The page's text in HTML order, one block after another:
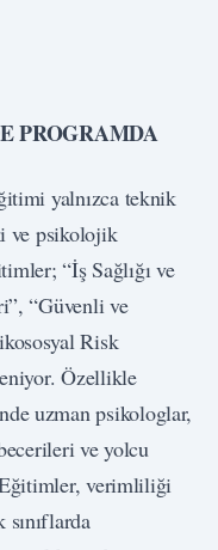
PROGRAMDA
yalnızca teknik
ve psikolojik
“İş Sağlığı ve
“Güvenli ve
Risk
Özellikle
uzman psikologlar,
ve yolcu
verimliliği